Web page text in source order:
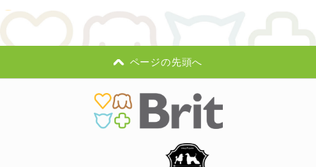
ページの先頭へ